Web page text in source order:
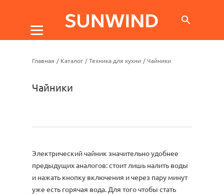
Главная / Каталог / Техника для кухни / Чайники
Чайники
Электрический чайник значительно удобнее
предыдущих аналогов: стоит лишь налить воды
и нажать кнопку включения и через пару минут
уже есть горячая вода. Для того чтобы стать